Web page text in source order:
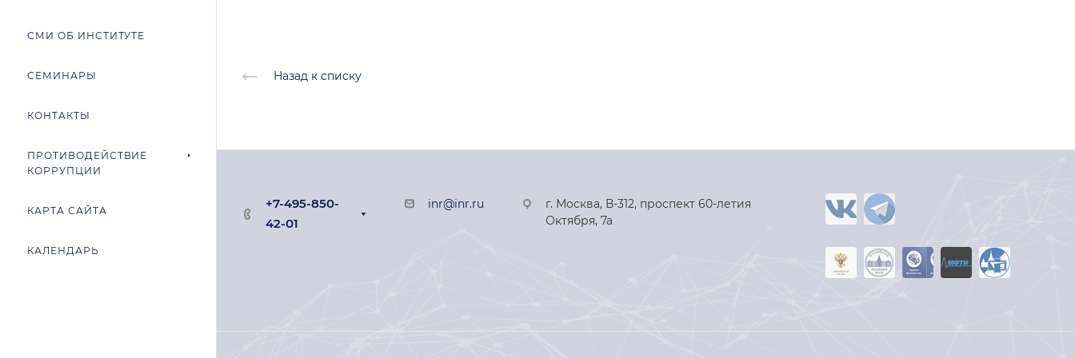
СМИ ОБ ИНСТИТУТЕ
СЕМИНАРЫ
КОНТАКТЫ
ПРОТИВОДЕЙСТВИЕ
КОРРУПЦИИ
КАРТА САЙТА
КАЛЕНДАРЬ
Назад к списку
+7-495-850-
42-01
inr@inr.ru
г. Москва, В-312, проспект 60-летия
Октября, 7а